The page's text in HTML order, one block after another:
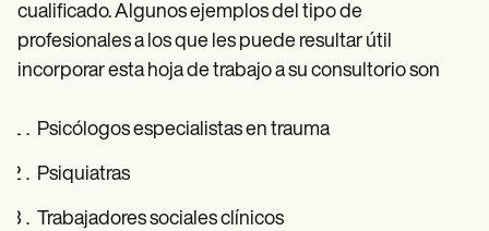
cualificado. Algunos ejemplos del tipo de
profesionales a los que les puede resultar útil
incorporar esta hoja de trabajo a su consultorio son
Psicólogos especialistas en trauma
Psiquiatras
Trabajadores sociales clínicos